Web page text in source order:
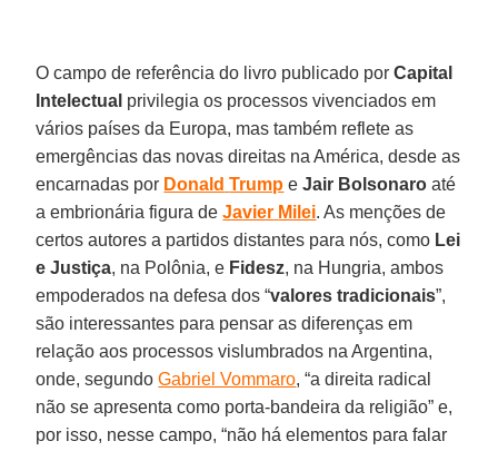
O campo de referência do livro publicado porCapital
Intelectual privilegia os processos vivenciados em
vários países da Europa, mas também reflete as
emergências das novas direitas na América, desde as
encarnadas por Donald Trump eJair Bolsonaro até
a embrionária figura deJavier Milei. As menções de
certos autores a partidos distantes para nós, como Lei
e Justiça, na Polônia, e Fidesz, na Hungria, ambos
empoderados na defesa dos “valores tradicionais”,
são interessantes para pensar as diferenças em
relação aos processos vislumbrados na Argentina,
onde, segundoGabriel Vommaro, “a direita radical
não se apresenta como porta-bandeira da religião” e,
por isso, nesse campo, “não há elementos para falar